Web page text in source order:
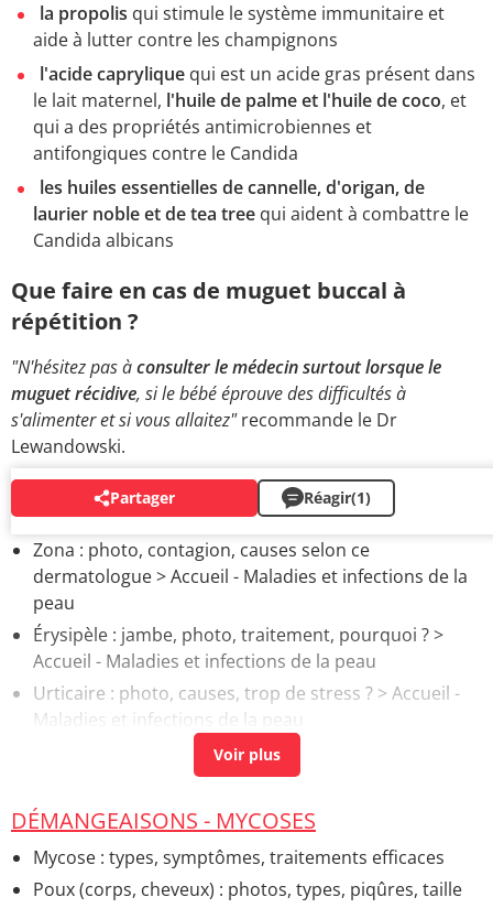
la propolis qui stimule le système immunitaire et
aide à lutter contre les champignons
l'acide caprylique qui est un acide gras présent dans
le lait maternel, l'huile de palme et l'huile de coco, et
qui a des propriétés antimicrobiennes et
antifongiques contre le Candida
les huiles essentielles de cannelle, d'origan, de
laurier noble et de tea tree qui aident à combattre le
Candida albicans
Que faire en cas de muguet buccal à
répétition ?
"N'hésitez pas àconsulter le médecin surtout lorsque le
muguet récidive, si le bébé éprouve des difficultés à
s'alimenter et si vous allaitez"recommande le Dr
Lewandowski.
Partager Réagir(1)
AUTOUR DU MÊME SUJET
Zona : photo, contagion, causes selon ce
dermatologue> Accueil - Maladies et infections de la
peau
Érysipèle : jambe, photo, traitement, pourquoi ?>
Accueil - Maladies et infections de la peau
Urticaire : photo, causes, trop de stress ? > Accueil -
Maladies et infections de la peau
Condylome : image, symptômes, femme, traitements
> Accueil - MST-IST
Furoncle : photo, cause, contagieux, le percer ou pas ?
> Accueil - Maladies et infections de la peau
Hémorroïdes : interne, externe, photo, causes>
Accueil - Gastro-entérologie
DÉMANGEAISONS - MYCOSES
Mycose : types, symptômes, traitements efficaces
Poux (corps, cheveux) : photos, types, piqûres, taille